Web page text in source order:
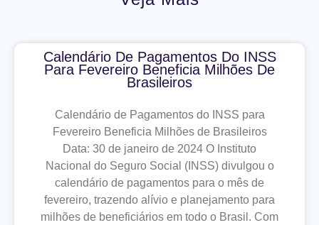
Calendário De Pagamentos Do INSS
Para Fevereiro Beneficia Milhões De
Brasileiros
Calendário de Pagamentos do INSS para
Fevereiro Beneficia Milhões de Brasileiros
Data: 30 de janeiro de 2024 O Instituto
Nacional do Seguro Social (INSS) divulgou o
calendário de pagamentos para o mês de
fevereiro, trazendo alívio e planejamento para
milhões de beneficiários em todo o Brasil. Com